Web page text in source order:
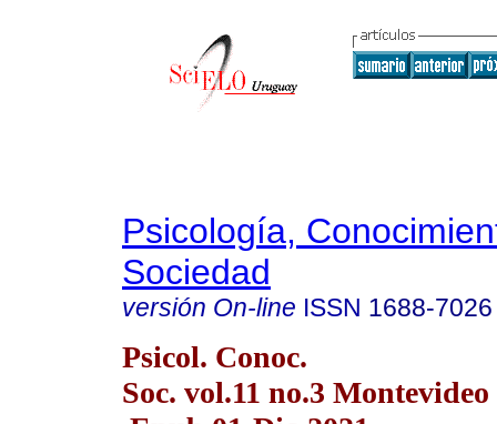
Psicología,
Sociedad
versión On-line ISSN 1688-7026
Psicol. Conoc.
Soc. vol.11 no.3